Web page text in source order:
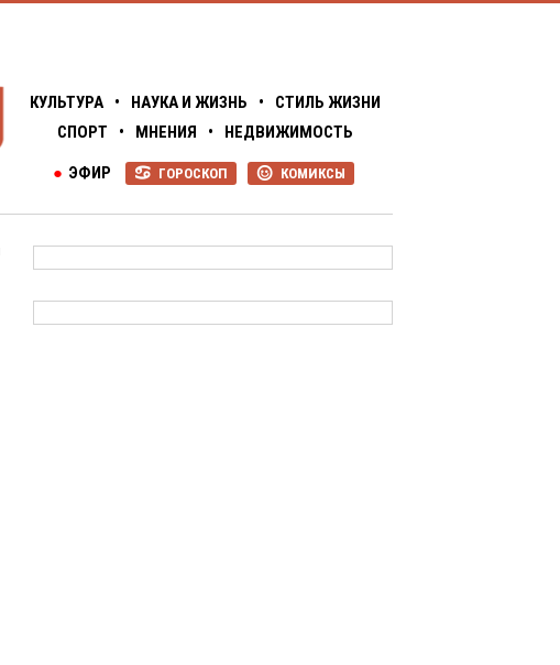
КУЛЬТУРА • НАУКА И ЖИЗНЬ •
СТИЛЬ ЖИЗНИ
СПОРТ
• МНЕНИЯ • НЕДВИЖИМОСТЬ
P КОМИКСЫ
R ГОРОСКОП
● ЭФИР